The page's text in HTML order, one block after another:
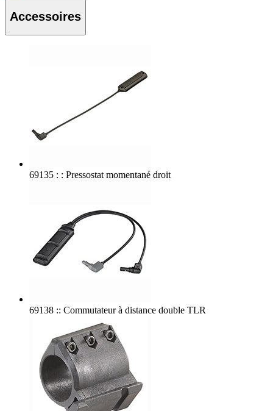
Accessoires
69135 : : Pressostat momentané droit
69138 :: Commutateur à distance double TLR